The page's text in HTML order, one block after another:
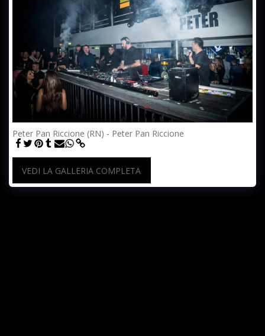
Peter Pan Riccione (RN) - Peter Pan Riccione
VEDI LA GALLERIA COMPLETA